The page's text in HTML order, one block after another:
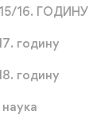
16. ГОДИНУ
годину
годину